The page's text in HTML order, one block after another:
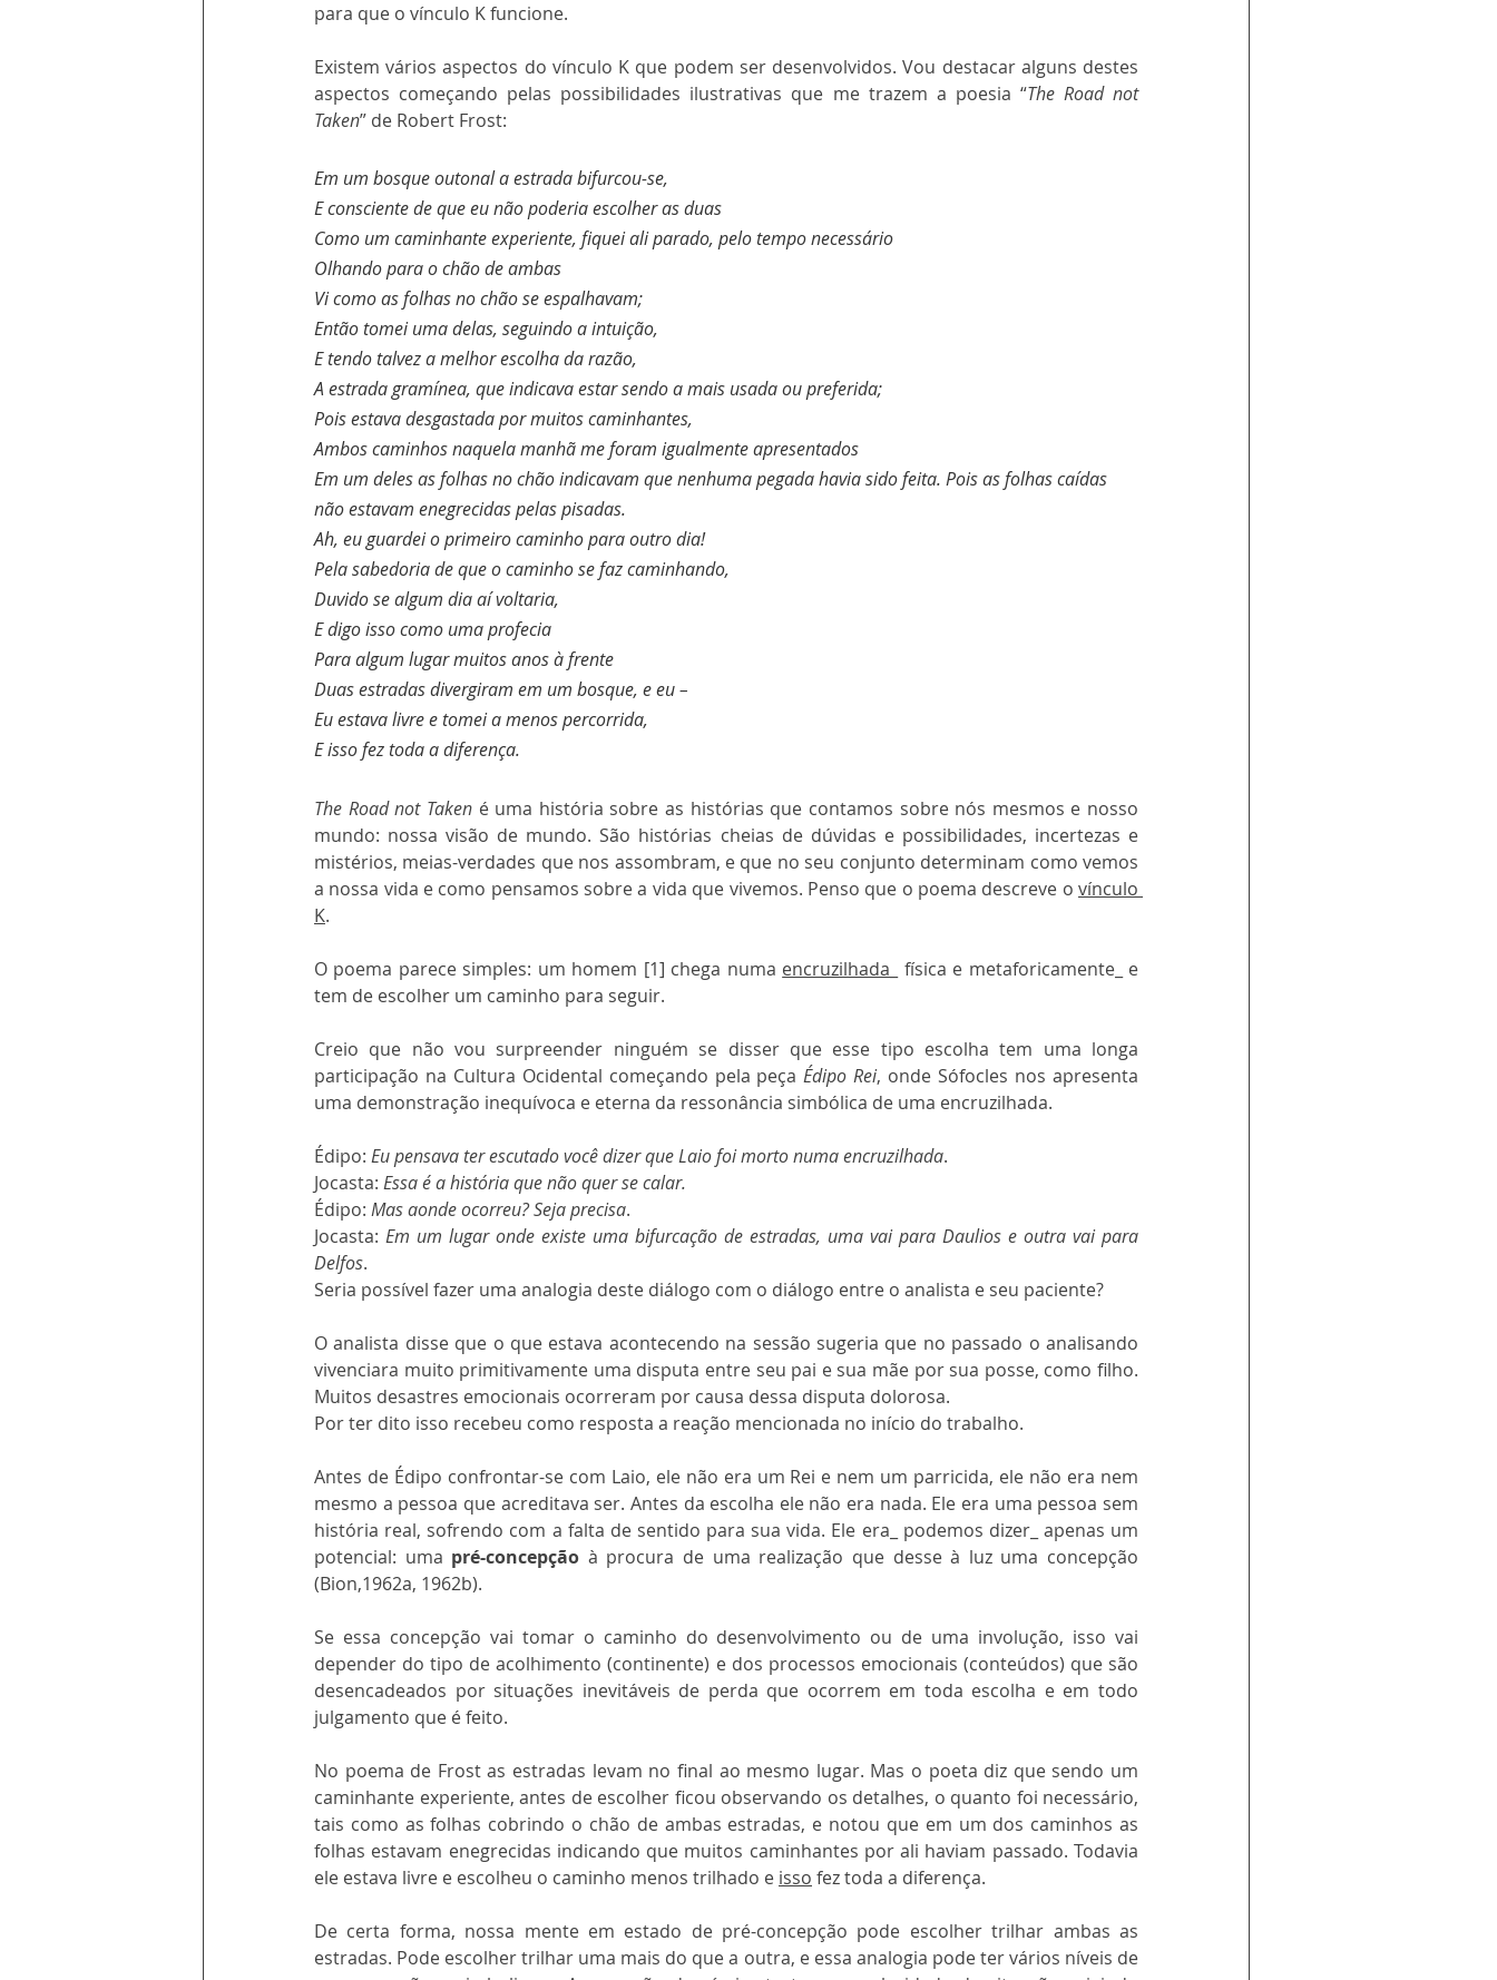
para que o vínculo K funcione.
Existem vários aspectos do vínculo K que podem ser desenvolvidos. Vou destacar alguns destes
aspectos começando pelas possibilidades ilustrativas que me trazem a poesia “The Road not
Taken” de Robert Frost:
Em um bosque outonal a estrada bifurcou-se,
E consciente de que eu não poderia escolher as duas
Como um caminhante experiente, fiquei ali parado, pelo tempo necessário
Olhando para o chão de ambas
Vi como as folhas no chão se espalhavam;
Então tomei uma delas, seguindo a intuição,
E tendo talvez a melhor escolha da razão,
A estrada gramínea, que indicava estar sendo a mais usada ou preferida;
Pois estava desgastada por muitos caminhantes,
Ambos caminhos naquela manhã me foram igualmente apresentados
Em um deles as folhas no chão indicavam que nenhuma pegada havia sido feita. Pois as folhas caídas
não estavam enegrecidas pelas pisadas.
Ah, eu guardei o primeiro caminho para outro dia!
Pela sabedoria de que o caminho se faz caminhando,
Duvido se algum dia aí voltaria,
E digo isso como uma profecia
Para algum lugar muitos anos à frente
Duas estradas divergiram em um bosque, e eu –
Eu estava livre e tomei a menos percorrida,
E isso fez toda a diferença.
The Road not Taken é uma história sobre as histórias que contamos sobre nós mesmos e nosso
mundo: nossa visão de mundo. São histórias cheias de dúvidas e possibilidades, incertezas e
mistérios, meias-verdades que nos assombram, e que no seu conjunto determinam como vemos
a nossa vida e como pensamos sobre a vida que vivemos. Penso que o poema descreve o vínculo
K.
O poema parece simples: um homem [1] chega numa encruzilhada _ física e metaforicamente_ e
tem de escolher um caminho para seguir.
Creio que não vou surpreender ninguém se disser que esse tipo escolha tem uma longa
participação na Cultura Ocidental começando pela peça Édipo Rei, onde Sófocles nos apresenta
uma demonstração inequívoca e eterna da ressonância simbólica de uma encruzilhada.
Édipo: Eu pensava ter escutado você dizer que Laio foi morto numa encruzilhada.
Jocasta: Essa é a história que não quer se calar.
Édipo: Mas aonde ocorreu? Seja precisa.
Jocasta: Em um lugar onde existe uma bifurcação de estradas, uma vai para Daulios e outra vai para
Delfos.
Seria possível fazer uma analogia deste diálogo com o diálogo entre o analista e seu paciente?
O analista disse que o que estava acontecendo na sessão sugeria que no passado o analisando
vivenciara muito primitivamente uma disputa entre seu pai e sua mãe por sua posse, como filho.
Muitos desastres emocionais ocorreram por causa dessa disputa dolorosa.
Por ter dito isso recebeu como resposta a reação mencionada no início do trabalho.
Antes de Édipo confrontar-se com Laio, ele não era um Rei e nem um parricida, ele não era nem
mesmo a pessoa que acreditava ser. Antes da escolha ele não era nada. Ele era uma pessoa sem
história real, sofrendo com a falta de sentido para sua vida. Ele era_ podemos dizer_ apenas um
potencial: uma pré-concepção à procura de uma realização que desse à luz uma concepção
(Bion,1962a, 1962b).
Se essa concepção vai tomar o caminho do desenvolvimento ou de uma involução, isso vai
depender do tipo de acolhimento (continente) e dos processos emocionais (conteúdos) que são
desencadeados por situações inevitáveis de perda que ocorrem em toda escolha e em todo
julgamento que é feito.
No poema de Frost as estradas levam no final ao mesmo lugar. Mas o poeta diz que sendo um
caminhante experiente, antes de escolher ficou observando os detalhes, o quanto foi necessário,
tais como as folhas cobrindo o chão de ambas estradas, e notou que em um dos caminhos as
folhas estavam enegrecidas indicando que muitos caminhantes por ali haviam passado. Todavia
ele estava livre e escolheu o caminho menos trilhado e isso fez toda a diferença.
De certa forma, nossa mente em estado de pré-concepção pode escolher trilhar ambas as
estradas. Pode escolher trilhar uma mais do que a outra, e essa analogia pode ter vários níveis de